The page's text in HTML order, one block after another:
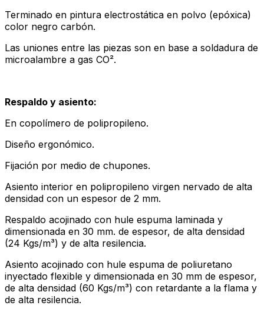
Terminado en pintura electrostática en polvo (epóxica)
color negro carbón.
Las uniones entre las piezas son en base a soldadura de
microalambre a gas CO².
Respaldo y asiento:
En copolímero de polipropileno.
Diseño ergonómico.
Fijación por medio de chupones.
Asiento interior en polipropileno virgen nervado de alta
densidad con un espesor de 2 mm.
Respaldo acojinado con hule espuma laminada y
dimensionada en 30 mm. de espesor, de alta densidad
(24 Kgs/m³) y de alta resilencia.
Asiento acojinado con hule espuma de poliuretano
inyectado flexible y dimensionada en 30 mm de espesor,
de alta densidad (60 Kgs/m³) con retardante a la flama y
de alta resilencia.